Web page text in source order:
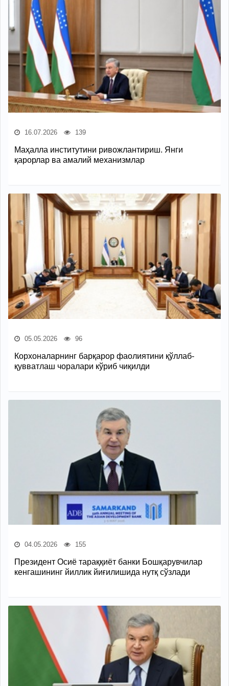
16.07.2026 139
Маҳалла институтини ривожлантириш. Янги
қарорлар ва амалий механизмлар
05.05.2026 96
Корхоналарнинг барқарор фаолиятини қўллаб-
қувватлаш чоралари кўриб чиқилди
04.05.2026 155
Президент Осиё тараққиёт банки Бошқарувчилар
кенгашининг йиллик йиғилишида нутқ сўзлади